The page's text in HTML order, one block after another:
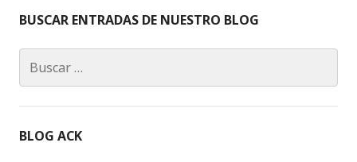
c
e
b
o
a
g
ra
k
e
dI
it
te
r
u
T
u
BUSCAR ENTRADAS DE NUESTRO BLOG
BLOG ACK